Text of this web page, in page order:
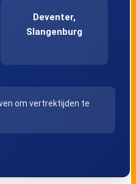
Deventer,
Slangenburg
Zwaluwenburg
om vertrektijden te